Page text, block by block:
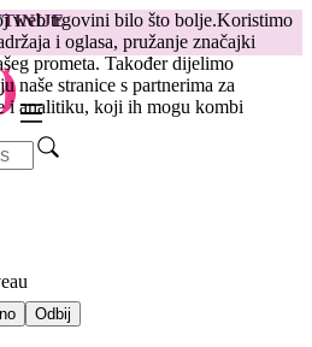
web trgovini bilo što bolje.Koristimo
i oglasa, pružanje značajki
prometa. Također dijelimo
naše stranice s partnerima za
i analitiku, koji ih mogu kombi
Odbij